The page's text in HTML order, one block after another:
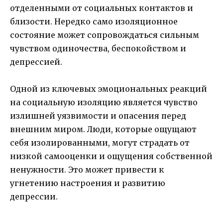
отделенными от социальных контактов и
близости. Нередко само изоляционное
состояние может сопровождаться сильным
чувством одиночества, беспокойством и
депрессией.
Одной из ключевых эмоциональных реакций
на социальную изоляцию является чувство
излишней уязвимости и опасения перед
внешним миром. Люди, которые ощущают
себя изолированными, могут страдать от
низкой самооценки и ощущения собственной
ненужности. Это может привести к
угнетению настроения и развитию
депрессии.